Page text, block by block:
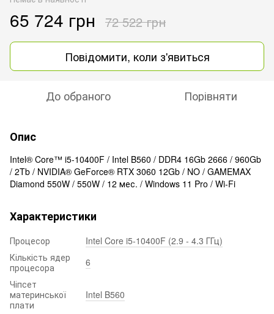
65 724 грн 72 522 грн
Повідомити, коли з'явиться
До обраного Порівняти
Опис
Intel® Core™ i5-10400F / Intel B560 / DDR4 16Gb 2666 / 960Gb
/ 2Tb / NVIDIA® GeForce® RTX 3060 12Gb / NO / GAMEMAX
Diamond 550W / 550W / 12 мес. / Windows 11 Pro / Wi-Fi
Характеристики
Процесор
Intel Core i5-10400F (2.9 - 4.3 ГГц)
Кількість ядер
процесора
6
Чіпсет
материнської
плати
Intel B560